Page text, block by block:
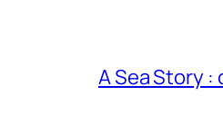
A Sea Story